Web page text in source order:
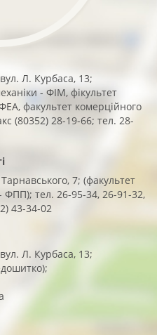
Л. Курбаса, 13;
- ФІМ, фікультет
факультет комерційного
(80352) 28-19-66; тел. 28-
7; (факультет
ФПП); тел. 26-95-34, 26-91-32,
43-34-02
Л. Курбаса, 13;